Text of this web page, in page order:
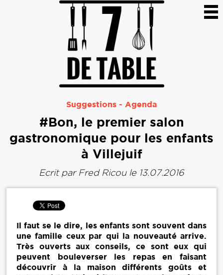
Suggestions - Agenda
#Bon, le premier salon
gastronomique pour les enfants
à Villejuif
Ecrit par Fred Ricoule 13.07.2016
Il faut se le dire, les enfants sont souvent dans
une famille ceux par qui la nouveauté arrive.
Très ouverts aux conseils, ce sont eux qui
peuvent bouleverser les repas en faisant
découvrir à la maison différents goûts et